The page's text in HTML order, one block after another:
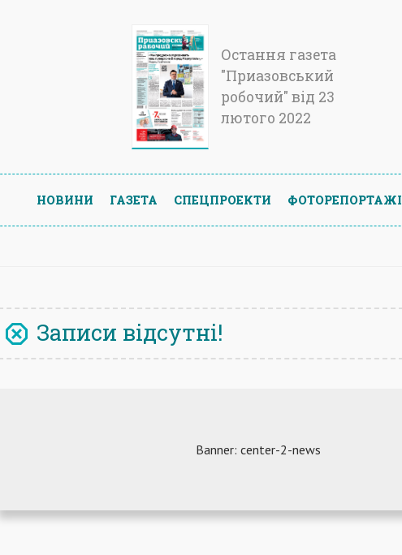
Остання газета
"Приазовський
робочий" від 23
лютого 2022
НОВИНИ ГАЗЕТА СПЕЦПРОЕКТИ ФОТОРЕПОРТАЖІ
Записи відсутні!